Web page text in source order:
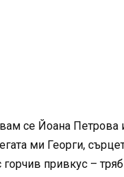
се Йоана Петрова
ми Георги,
горчив привкус –